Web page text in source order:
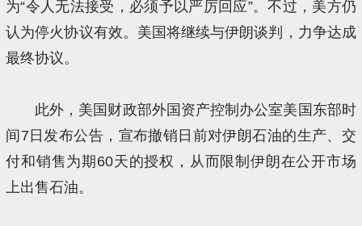
为“令人无法接受，必须予以严厉回应”。不过，美方仍
认为停火协议有效。美国将继续与伊朗谈判，力争达成
最终协议。
此外，美国财政部外国资产控制办公室美国东部时
间7日发布公告，宣布撤销日前对伊朗石油的生产、交
付和销售为期60天的授权，从而限制伊朗在公开市场
上出售石油。